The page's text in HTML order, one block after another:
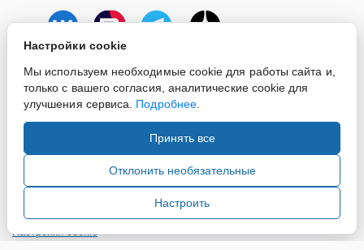
информации и материалов сайта, ссылка на источник
обязательна.
Настройки cookie
Настройки cookie
Мы используем необходимые cookie для работы сайта и,
только с вашего согласия, аналитические cookie для
улучшения сервиса. Подробнее.
Принять все
Отклонить необязательные
Настроить